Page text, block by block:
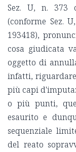
Sez. U, n. 373
(conforme Sez.
193418),
cosa giudicata
oggetto di
infatti,
più capi
o più punti,
esaurito e
sequenziale
del reato